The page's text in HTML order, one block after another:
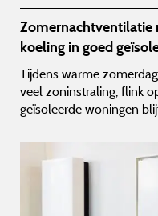
Zomernachtventilatie
koeling in goed
Tijdens warme
veel zoninstraling, flink
geïsoleerde woningen